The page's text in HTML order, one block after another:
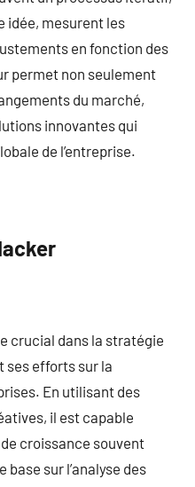
idée, mesurent les
en fonction des
permet non seulement
du marché,
innovantes qui
de l’entreprise.
crucial dans la stratégie
ses efforts sur la
En utilisant des
il est capable
croissance souvent
sur l’analyse des